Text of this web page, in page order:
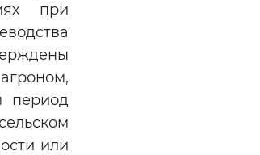
при
период
или